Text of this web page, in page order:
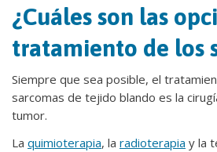
¿Cuáles son las
tratamiento de los
Siempre que sea posible, el
sarcomas de tejido blando es la
tumor.
La quimioterapia, la radioterapia y la